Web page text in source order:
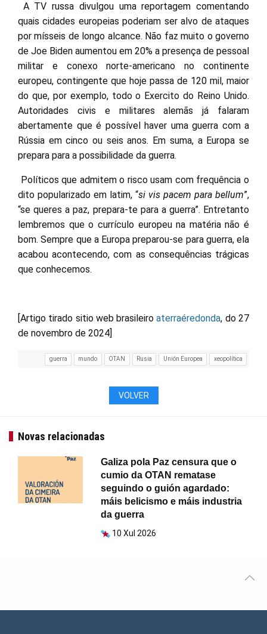
A TV russa divulgou uma reportagem comentando
quais cidades europeias poderiam ser alvo de ataques
por mísseis de longo alcance. Não faz muito o governo
de Joe Biden aumentou em 20% a presença de pessoal
militar e conexo norte-americano no continente
europeu, contingente que hoje passa de 120 mil, maior
do que, por exemplo, todo o Exercito do Reino Unido.
Autoridades civis e militares alemãs já falaram
abertamente que é possível haver uma guerra com a
Rússia em cinco ou seis anos. Em suma, a Europa se
prepara para a possibilidade da guerra.
Políticos que admitem o risco usam com frequência o
dito popularizado em latim, “si vis pacem para bellum”,
“se queres a paz, prepara-te para a guerra”. Entretanto
lembremos que o currículo europeu na matéria não é
bom. Sempre que a Europa preparou-se para guerra, ela
acabou acontecendo, com as consequências trágicas
que conhecemos.
[Artigo tirado sitio web brasileiroaterraéredonda, do 27
de novembro de 2024]
guerra mundo OTAN Rusia Unión Europea xeopolítica
VOLVER
Novas relacionadas
Galiza pola Paz censura que o
cumio da OTAN rematase
seguindo o guión agardado:
máis belicismo e máis industria
da guerra
10 Xul 2026